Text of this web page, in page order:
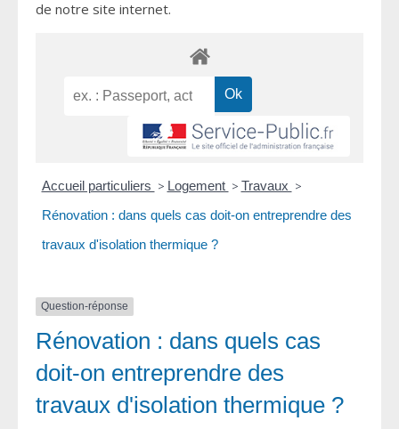
de notre site internet.
Accueil particuliers > Logement > Travaux >
Rénovation : dans quels cas doit-on entreprendre des
travaux d'isolation thermique ?
Question-réponse
Rénovation : dans quels cas
doit-on entreprendre des
travaux d'isolation thermique ?